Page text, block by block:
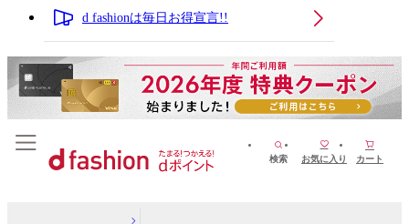
d fashionは毎日お得宣言!!
検索 お気に入り カート